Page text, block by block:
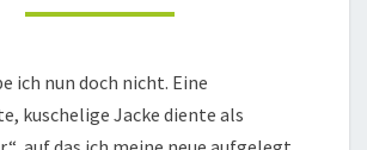
ich nun doch nicht. Eine
kuschelige Jacke diente als